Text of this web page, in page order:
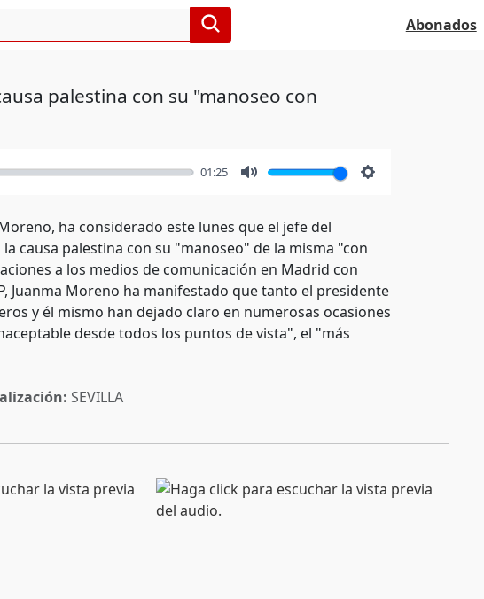
Abonados
palestina con su "manoseo con
01:25
ha considerado este lunes que el jefe del
causa palestina con su "manoseo" de la misma "con
a los medios de comunicación en Madrid con
Juanma Moreno ha manifestado que tanto el presidente
y él mismo han dejado claro en numerosas ocasiones
desde todos los puntos de vista", el "más
SEVILLA